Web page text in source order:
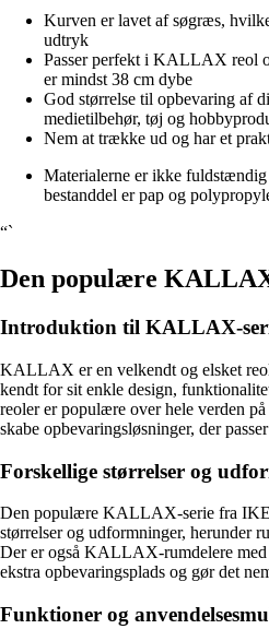
Kurven er lavet af søgræs,
udtryk
Passer perfekt i KALLAX reol
er mindst 38 cm dybe
God størrelse til opbevaring af
medietilbehør, tøj og
Nem at trække ud og har et
Materialerne er ikke
bestanddel er pap og
“`
Den populære
Introduktion til KALLAX-
KALLAX er en velkendt og elsket
kendt for sit enkle design,
reoler er populære over hele verden
skabe opbevaringsløsninger, der
Forskellige størrelser og
Den populære KALLAX-serie fra
størrelser og udformninger, herunder
Der er også KALLAX-rumdelere
ekstra opbevaringsplads og gør det
Funktioner og